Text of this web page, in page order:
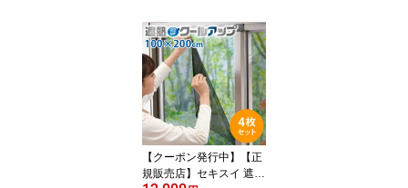
【クーポン発行中】【正
規販売店】セキスイ 遮熱